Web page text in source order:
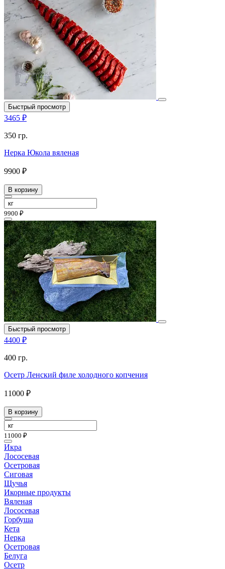
Быстрый просмотр
3465 ₽
350 гр.
Нерка Юкола вяленая
9900 ₽
В корзину
9900 ₽
Быстрый просмотр
4400 ₽
400 гр.
Осетр Ленский филе холодного копчения
11000 ₽
В корзину
11000 ₽
Икра
Лососевая
Осетровая
Сиговая
Щучья
Икорные продукты
Вяленая
Лососевая
Горбуша
Кета
Нерка
Осетровая
Белуга
Осетр